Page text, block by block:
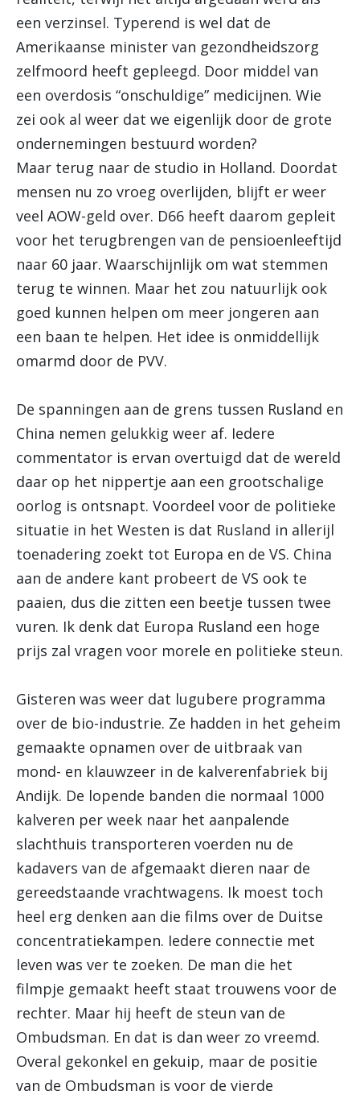
een verzinsel. Typerend is wel dat de
Amerikaanse minister van gezondheidszorg
zelfmoord heeft gepleegd. Door middel van
een overdosis “onschuldige” medicijnen. Wie
zei ook al weer dat we eigenlijk door de grote
ondernemingen bestuurd worden?
Maar terug naar de studio in Holland. Doordat
mensen nu zo vroeg overlijden, blijft er weer
veel AOW-geld over. D66 heeft daarom gepleit
voor het terugbrengen van de pensioenleeftijd
naar 60 jaar. Waarschijnlijk om wat stemmen
terug te winnen. Maar het zou natuurlijk ook
goed kunnen helpen om meer jongeren aan
een baan te helpen. Het idee is onmiddellijk
omarmd door de PVV.
De spanningen aan de grens tussen Rusland en
China nemen gelukkig weer af. Iedere
commentator is ervan overtuigd dat de wereld
daar op het nippertje aan een grootschalige
oorlog is ontsnapt. Voordeel voor de politieke
situatie in het Westen is dat Rusland in allerijl
toenadering zoekt tot Europa en de VS. China
aan de andere kant probeert de VS ook te
paaien, dus die zitten een beetje tussen twee
vuren. Ik denk dat Europa Rusland een hoge
prijs zal vragen voor morele en politieke steun.
Gisteren was weer dat lugubere programma
over de bio-industrie. Ze hadden in het geheim
gemaakte opnamen over de uitbraak van
mond- en klauwzeer in de kalverenfabriek bij
Andijk. De lopende banden die normaal 1000
kalveren per week naar het aanpalende
slachthuis transporteren voerden nu de
kadavers van de afgemaakt dieren naar de
gereedstaande vrachtwagens. Ik moest toch
heel erg denken aan die films over de Duitse
concentratiekampen. Iedere connectie met
leven was ver te zoeken. De man die het
filmpje gemaakt heeft staat trouwens voor de
rechter. Maar hij heeft de steun van de
Ombudsman. En dat is dan weer zo vreemd.
Overal gekonkel en gekuip, maar de positie
van de Ombudsman is voor de vierde